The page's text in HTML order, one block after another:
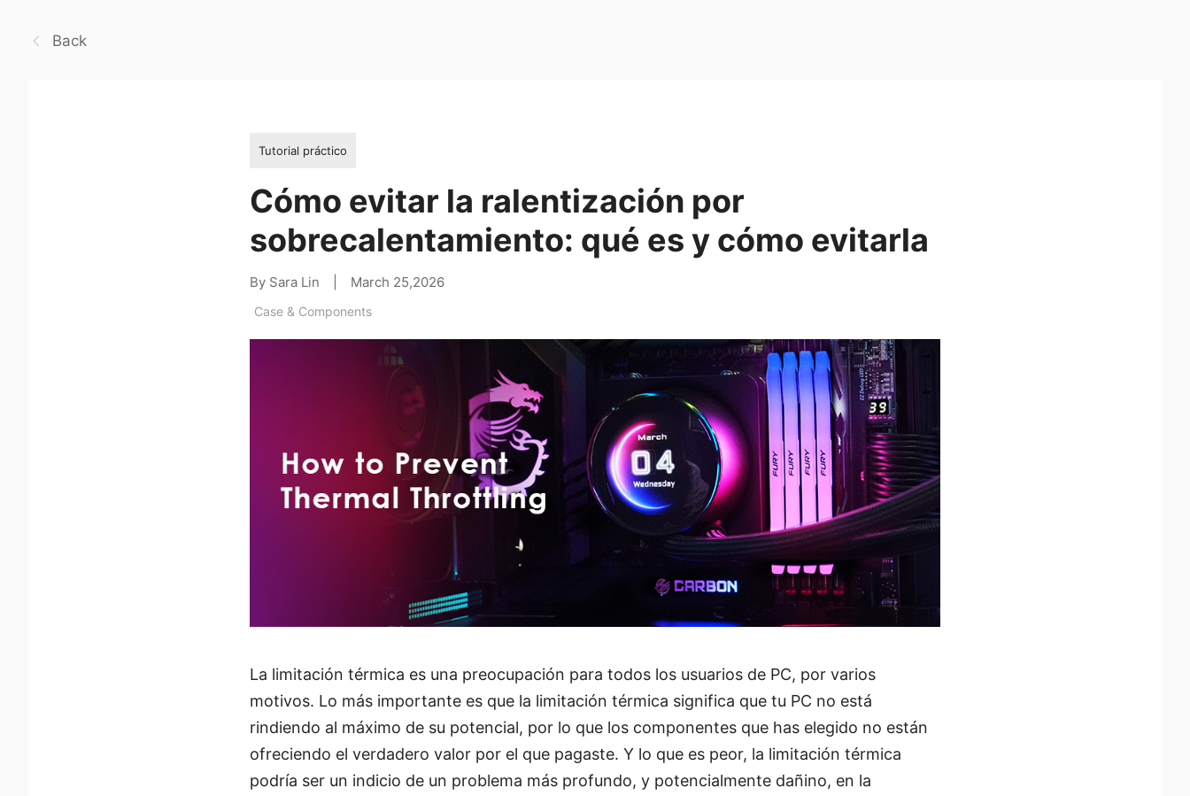
Back
Tutorial práctico
Cómo evitar la ralentización por
sobrecalentamiento: qué es y cómo evitarla
By Sara Lin March 25,2026
Case & Components
La limitación térmica es una preocupación para todos los usuarios de PC, por varios
motivos. Lo más importante es que la limitación térmica significa que tu PC no está
rindiendo al máximo de su potencial, por lo que los componentes que has elegido no están
ofreciendo el verdadero valor por el que pagaste. Y lo que es peor, la limitación térmica
podría ser un indicio de un problema más profundo, y potencialmente dañino, en la